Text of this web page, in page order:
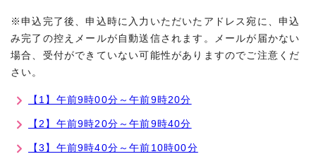
※申込完了後、申込時に入力いただいたアドレス宛に、申込
み完了の控えメールが自動送信されます。メールが届かない
場合、受付ができていない可能性がありますのでご注意くだ
さい。
【1】午前9時00分～午前9時20分
【2】午前9時20分～午前9時40分
【3】午前9時40分～午前10時00分